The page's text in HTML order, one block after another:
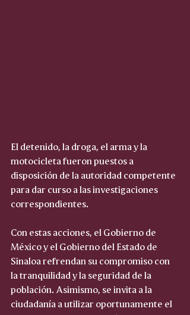
El detenido, la droga, el arma y la
motocicleta fueron puestos a
disposición de la autoridad competente
para dar curso a las investigaciones
correspondientes.
Con estas acciones, el Gobierno de
México y el Gobierno del Estado de
Sinaloa refrendan su compromiso con
la tranquilidad y la seguridad de la
población. Asimismo, se invita a la
ciudadanía a utilizar oportunamente el